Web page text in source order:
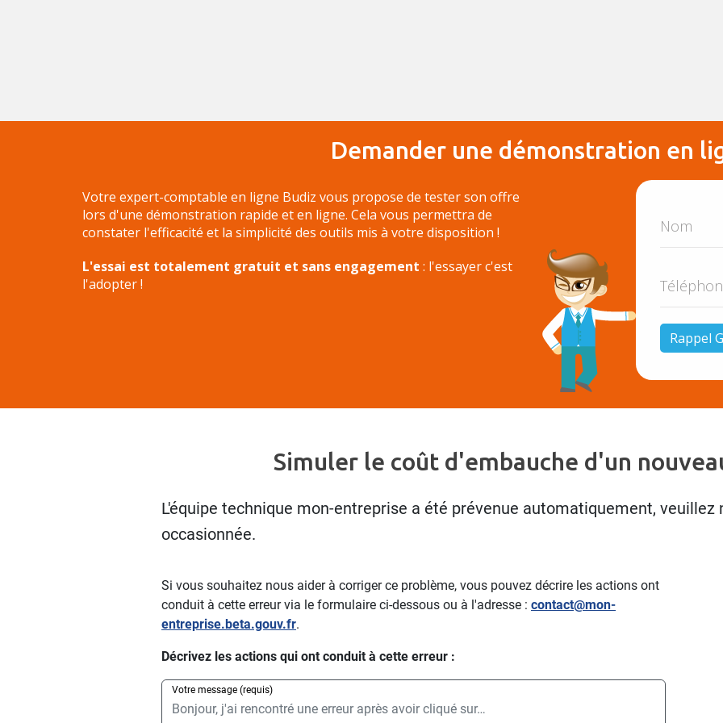
Demander une démonstration en
Votre expert-comptable en ligne Budiz vous propose de tester son offre
lors d'une démonstration rapide et en ligne. Cela vous permettra de
constater l'efficacité et la simplicité des outils mis à votre disposition !
L'essai est totalement gratuit et sans engagement : l'essayer c'est
l'adopter !
Simuler le coût d'embauche d'un